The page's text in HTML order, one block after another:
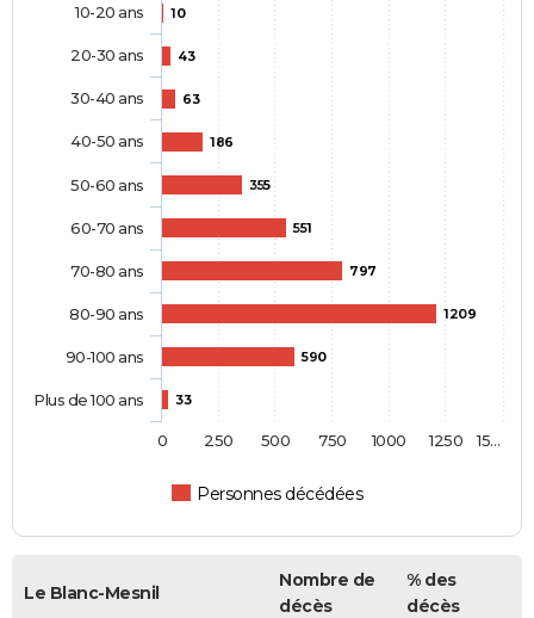
10
43
63
186
355
551
797
1209
590
33
Personnes décédées
10-20 ans
20-30 ans
30-40 ans
40-50 ans
50-60 ans
60-70 ans
70-80 ans
80-90 ans
90-100 ans
Plus de 100 ans
0 250 500 750 1000 1250 15…
Le Blanc-Mesnil
Nombre de
décès
% des
décès